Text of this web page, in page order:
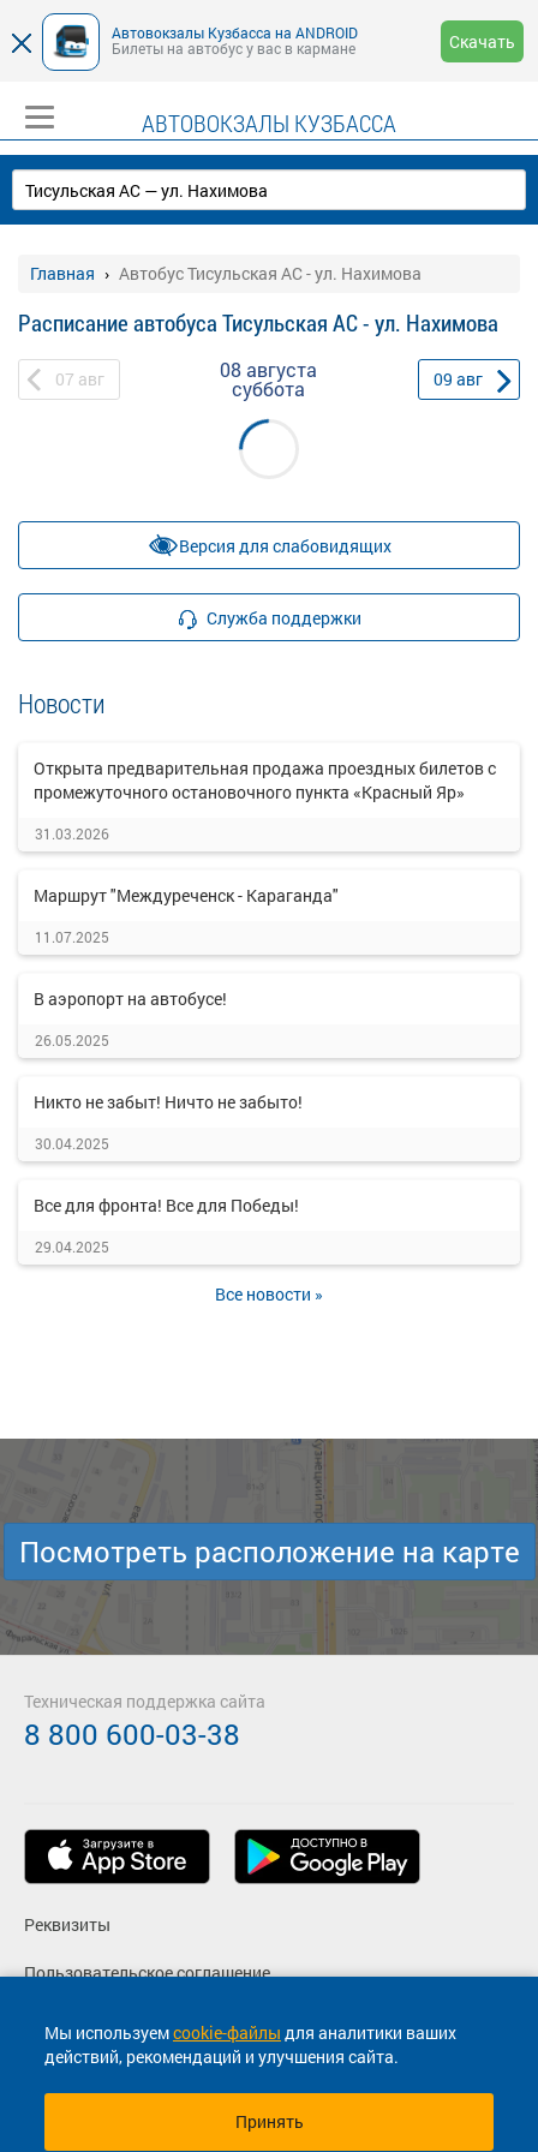
Автовокзалы Кузбасса на ANDROID
Билеты на автобус у вас в кармане
Скачать
АВТОВОКЗАЛЫ КУЗБАССА
Главная Автобус Тисульская АС - ул. Нахимова
Расписание автобуса Тисульская АС - ул. Нахимова
07 авг 08 августа
суббота 09 авг
Версия для слабовидящих
Служба поддержки
Новости
Открыта предварительная продажа проездных билетов с
промежуточного остановочного пункта «Красный Яр»
31.03.2026
Маршрут "Междуреченск - Караганда"
11.07.2025
В аэропорт на автобусе!
26.05.2025
Никто не забыт! Ничто не забыто!
30.04.2025
Все для фронта! Все для Победы!
29.04.2025
Все новости »
Мы используемcookie-файлы для аналитики ваших
действий, рекомендаций и улучшения сайта.
Принять
Посмотреть расположение на карте
Реквизиты
Пользовательское соглашение
Политика конфиденциальности
Согласие на маркетинговые сообщения
Техническая поддержка сайта
8 800 600-03-38
© 2013-2026, ООО "Капитал"- Онлайн сервис продажи